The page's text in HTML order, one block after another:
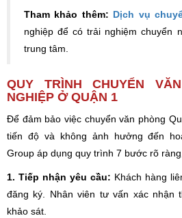
​Tham khảo thêm: Dịch vụ
nghiệp để có trải nghiệm chuyển
trung tâm.
QUY TRÌNH CHUYỂN
NGHIỆP Ở QUẬN 1
Để đảm bảo việc chuyển văn phòng
tiến độ và không ảnh hưởng đến
Group áp dụng quy trình 7 bước rõ
1. Tiếp nhận yêu cầu: Khách hàng
đăng ký. Nhân viên tư vấn xác nhận
khảo sát.